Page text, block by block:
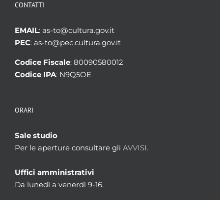
CONTATTI
EMAIL: as-to@cultura.gov.it
PEC: as-to@pec.cultura.gov.it
Codice Fiscale: 80090580012
Codice IPA: N9Q5OE
ORARI
Sale studio
Per le aperture consultare gli AVVISI.
Uffici amministrativi
Da lunedì a venerdì 9-16.